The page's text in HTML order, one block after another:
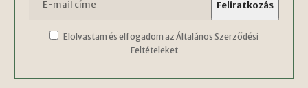
Elolvastam és elfogadom az Általános Szerződési
Feltételeket